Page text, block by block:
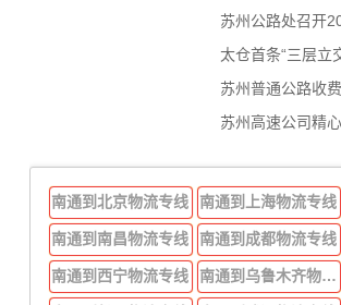
苏州公路处召开
太仓首条“三层立
苏州普通公路收
苏州高速公司精
南通到北京物流专线 南通到上海物流专线
南通到南昌物流专线 南通到成都物流专线
南通到西宁物流专线 南通到乌鲁木齐物流专线